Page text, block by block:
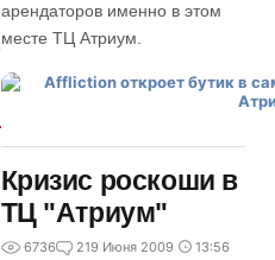
арендаторов именно в этом
месте ТЦ Атриум.
Кризис роскоши в
ТЦ "Атриум"
6736 219 Июня 2009 13:56